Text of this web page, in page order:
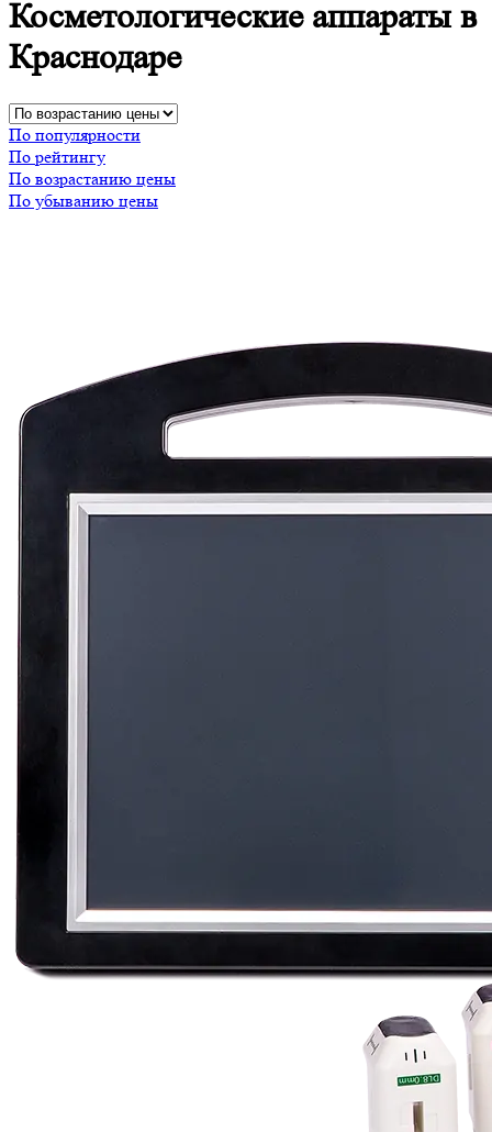
Косметологические аппараты в
Краснодаре
По популярности
По рейтингу
По возрастанию цены
По убыванию цены